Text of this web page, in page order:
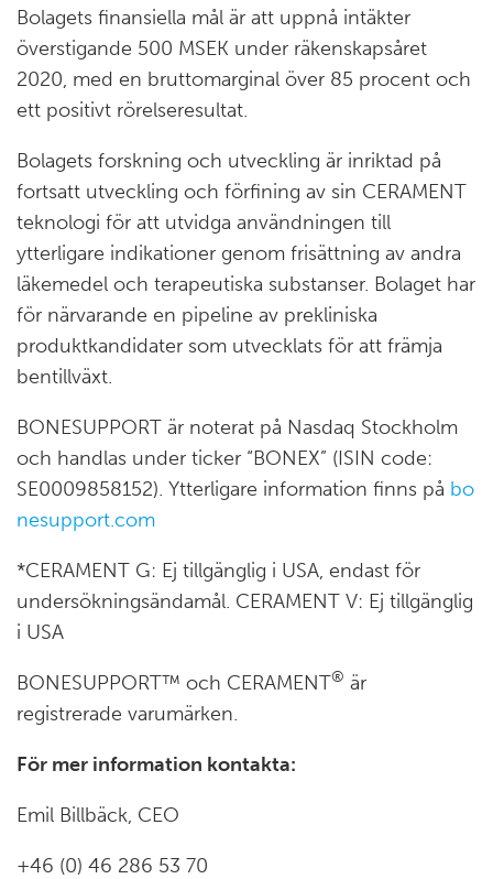
Bolagets finansiella mål är att uppnå intäkter
överstigande 500 MSEK under räkenskapsåret
2020, med en bruttomarginal över 85 procent och
ett positivt rörelseresultat.
Bolagets forskning och utveckling är inriktad på
fortsatt utveckling och förfining av sin CERAMENT
teknologi för att utvidga användningen till
ytterligare indikationer genom frisättning av andra
läkemedel och terapeutiska substanser. Bolaget har
för närvarande en pipeline av prekliniska
produktkandidater som utvecklats för att främja
bentillväxt.
BONESUPPORT är noterat på Nasdaq Stockholm
och handlas under ticker “BONEX” (ISIN code:
SE0009858152). Ytterligare information finns på bo
nesupport.com
*CERAMENT G: Ej tillgänglig i USA, endast för
undersökningsändamål. CERAMENT V: Ej tillgänglig
i USA
BONESUPPORT™ och CERAMENT® är
registrerade varumärken.
För mer information kontakta:
Emil Billbäck, CEO
+46 (0) 46 286 53 70